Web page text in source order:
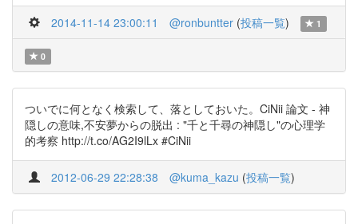
2014-11-14 23:00:11 @ronbuntter (投稿一覧) 1
0
ついでに何となく検索して、落としておいた。CiNii 論文 - 神
隠しの意味,不安夢からの脱出 : "千と千尋の神隠し"の心理学
的考察 http://t.co/AG2I9lLx #CiNii
2012-06-29 22:28:38 @kuma_kazu (投稿一覧)